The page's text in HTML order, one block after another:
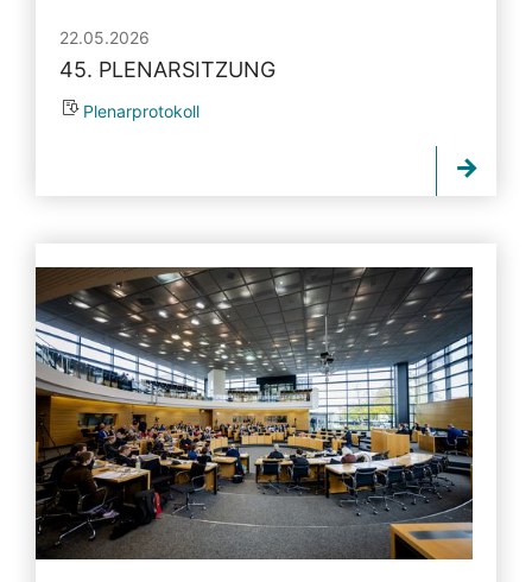
22.05.2026
45. PLENARSITZUNG
Plenarprotokoll